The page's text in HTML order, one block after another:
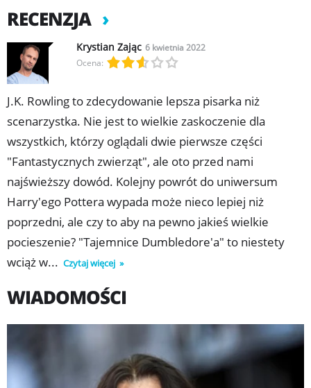
złożonej z czarodziejów, czarodziejek i jednego
dzielnego mugolskiego piekarza. W niebezpiecznej
misji natkną się oni na znane już i nowe zwierzęta oraz
staną do walki z coraz liczniejszymi zastępami
będzie trzymał się z boku, skoro stawka jest tak wielka?
RECENZJA
Krystian Zając 6 kwietnia 2022
Ocena:
J.K. Rowling to zdecydowanie lepsza pisarka niż
scenarzystka. Nie jest to wielkie zaskoczenie dla
wszystkich, którzy oglądali dwie pierwsze części
"Fantastycznych zwierząt", ale oto przed nami
najświeższy dowód. Kolejny powrót do uniwersum
Harry'ego Pottera wypada może nieco lepiej niż
poprzedni, ale czy to aby na pewno jakieś wielkie
pocieszenie? "Tajemnice Dumbledore'a" to niestety
wciąż w... Czytaj więcej
WIADOMOŚCI